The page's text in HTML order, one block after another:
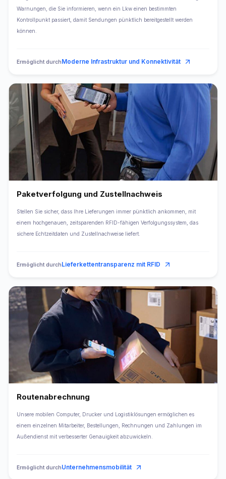
Warnungen, die Sie informieren, wenn ein Lkw einen bestimmten
Kontrollpunkt passiert, damit Sendungen pünktlich bereitgestellt werden
können.
Ermöglicht durchModerne Infrastruktur und Konnektivität
Paketverfolgung und Zustellnachweis
Stellen Sie sicher, dass Ihre Lieferungen immer pünktlich ankommen, mit
einem hochgenauen, zeitsparenden RFID-fähigen Verfolgungssystem, das
sichere Echtzeitdaten und Zustellnachweise liefert.
Ermöglicht durchLieferkettentransparenz mit RFID
Routenabrechnung
Unsere mobilen Computer, Drucker und Logistiklösungen ermöglichen es
einem einzelnen Mitarbeiter, Bestellungen, Rechnungen und Zahlungen im
Außendienst mit verbesserter Genauigkeit abzuwickeln.
Ermöglicht durchUnternehmensmobilität